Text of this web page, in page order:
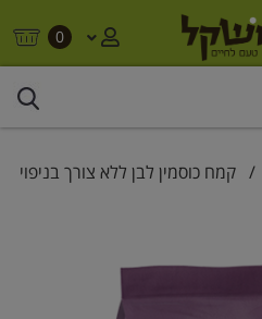
0
/ קמח כוסמין לבן ללא צורך בניפוי